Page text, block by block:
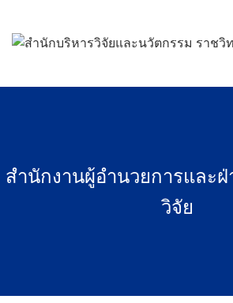
content
สำนักงานผู้อำนวยการและฝ่
วิจัย